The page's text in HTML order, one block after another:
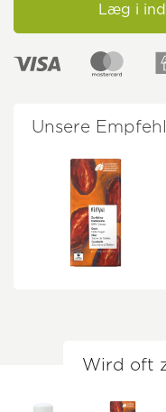
Læg i
Unsere
Wird oft